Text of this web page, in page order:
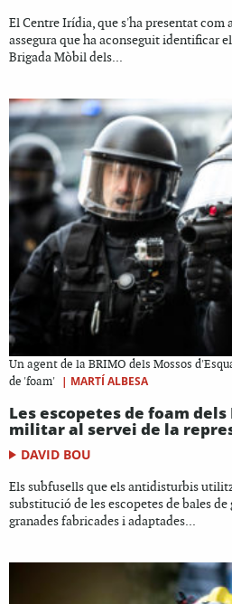
El Centre Irídia, que s'ha presentat com
assegura que ha aconseguit identificar
Brigada Mòbil dels...
Un agent de la BRIMO dels Mossos
de 'foam' | MARTÍ ALBESA
Les escopetes de foam
militar al servei de la
DAVID BOU
Els subfusells que els antidisturbis
substitució de les escopetes de bales
granades fabricades i adaptades...